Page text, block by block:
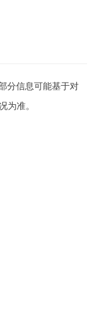
分信息可能基于对
为准。